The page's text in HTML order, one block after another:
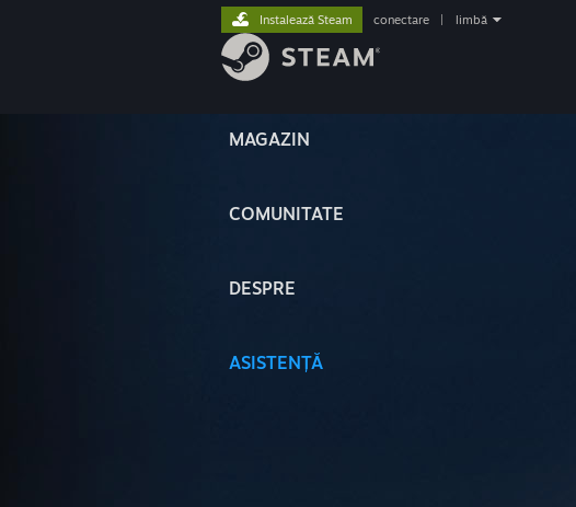
MAGAZIN
COMUNITATE
DESPRE
ASISTENȚĂ
Instalează Steam conectare limbă